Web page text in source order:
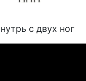
с двух ног